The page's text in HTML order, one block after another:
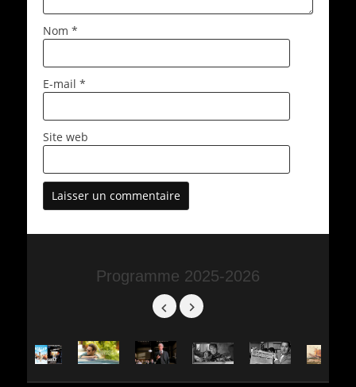
Nom *
E-mail *
Site web
Programme 2025-2026